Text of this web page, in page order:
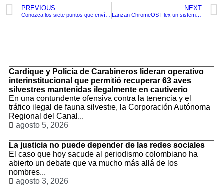
PREVIOUS NEXT
Lanzan ChromeOS Flex un sistema operativo para dar uso a equipos de cómputo antiguos
Cardique y Policía de Carabineros lideran operativo
interinstitucional que permitió recuperar 63 aves
silvestres mantenidas ilegalmente en cautiverio
En una contundente ofensiva contra la tenencia y el
tráfico ilegal de fauna silvestre, la Corporación Autónoma
Regional del Canal...
agosto 5, 2026
La justicia no puede depender de las redes sociales
El caso que hoy sacude al periodismo colombiano ha
abierto un debate que va mucho más allá de los
nombres...
agosto 3, 2026